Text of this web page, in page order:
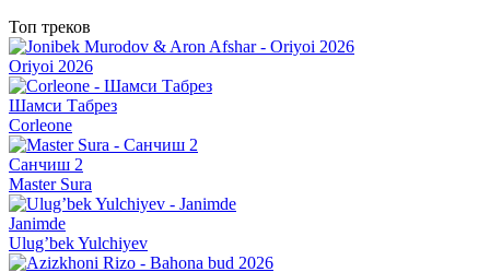
Топ треков
Oriyoi 2026
Шамси Табрез
Corleone
Санчиш 2
Master Sura
Janimde
Ulug’bek Yulchiyev